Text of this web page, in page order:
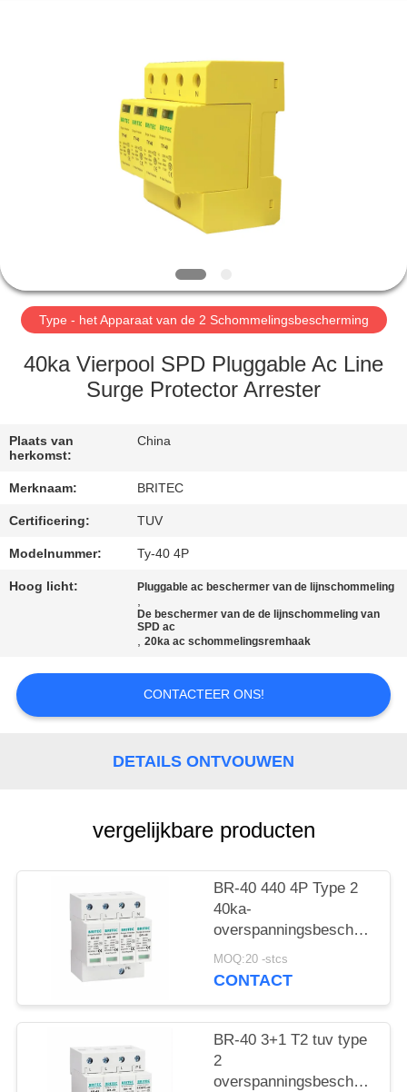
PRODUCTEN
FABRIEKSREIS
KWALITEITSCONTROLE
CONTACTEER
ONS
NIEUWS
ALLE
GEVALLEN
SHOW
Type - het Apparaat van de 2 Schommelingsbescherming
40ka Vierpool SPD Pluggable Ac Line
Surge Protector Arrester
Plaats van
herkomst:
China
Merknaam: BRITEC
Certificering: TUV
Modelnummer: Ty-40 4P
Hoog licht: Pluggable ac beschermer van de lijnschommeling
,
De beschermer van de de lijnschommeling van
SPD ac
,20ka ac schommelingsremhaak
CONTACTEER ONS!
DETAILS ONTVOUWEN
vergelijkbare producten
BR-40 440 4P Type 2
40ka-
SPD T2 Power
Protection arrester
overspanningen 440V
Overspanningsbeschermer
spd Type 2
MOQ:20 -stcs
CONTACT
BR-40 3+1 T2 tuv type
2